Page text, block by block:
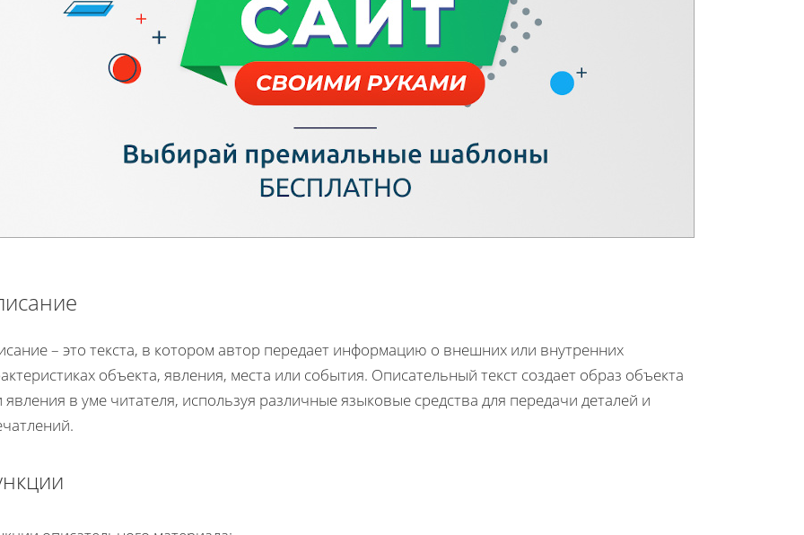
– это текста, в котором автор передает информацию о внешних или внутренних
объекта, явления, места или события. Описательный текст создает образ объекта
явления в уме читателя, используя различные языковые средства для передачи деталей и